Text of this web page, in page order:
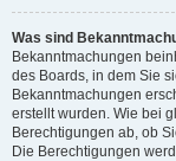
Was sind
Bekanntmachungen
des Boards, in dem Sie
Bekanntmachungen
erstellt wurden. Wie bei
Berechtigungen ab, ob
Die Berechtigungen